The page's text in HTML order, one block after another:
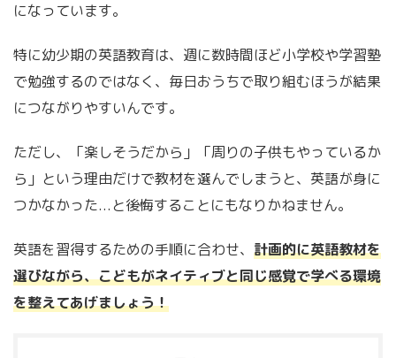
になっています。
特に幼少期の英語教育は、週に数時間ほど小学校や学習塾
で勉強するのではなく、毎日おうちで取り組むほうが結果
につながりやすいんです。
ただし、「楽しそうだから」「周りの子供もやっているか
ら」という理由だけで教材を選んでしまうと、英語が身に
つかなかった...と後悔することにもなりかねません。
英語を習得するための手順に合わせ、 計画的に英語教材を
選びながら、こどもがネイティブと同じ感覚で学べる環境
を整えてあげましょう！